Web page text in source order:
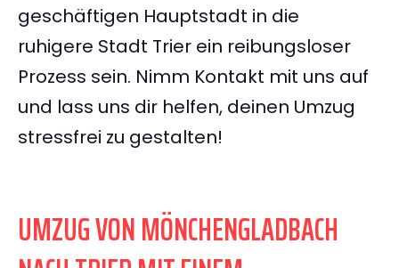
geschäftigen Hauptstadt in die
ruhigere Stadt Trier ein reibungsloser
Prozess sein. Nimm Kontakt mit uns auf
und lass uns dir helfen, deinen Umzug
stressfrei zu gestalten!
UMZUG VON MÖNCHENGLADBACH